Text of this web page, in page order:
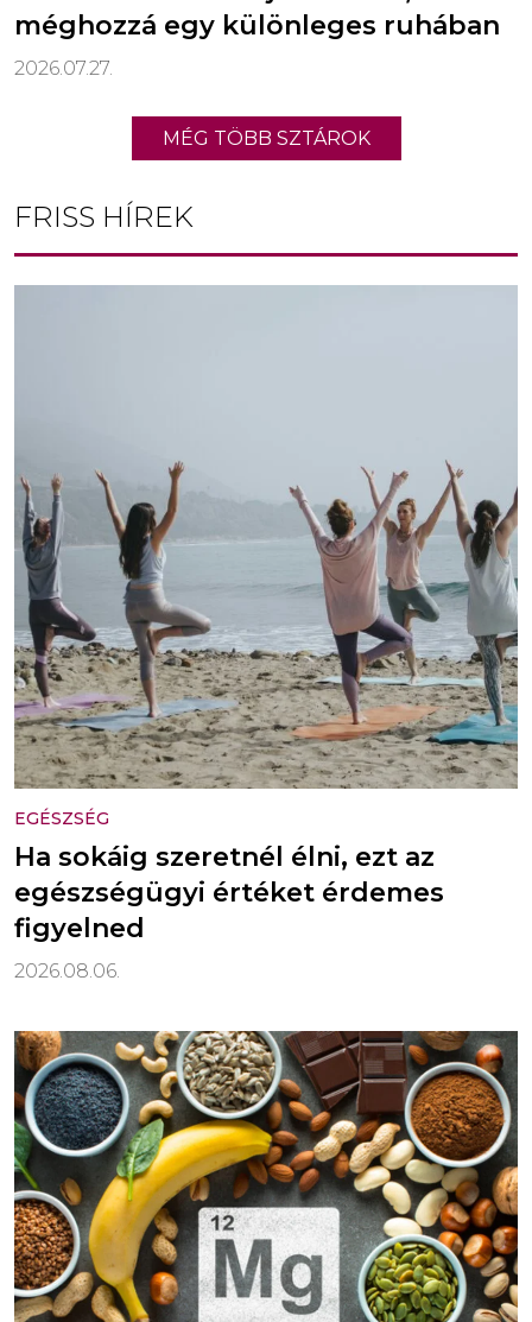
méghozzá egy különleges ruhában
2026.07.27.
MÉG TÖBB SZTÁROK
FRISS HÍREK
EGÉSZSÉG
Ha sokáig szeretnél élni, ezt az
egészségügyi értéket érdemes
figyelned
2026.08.06.